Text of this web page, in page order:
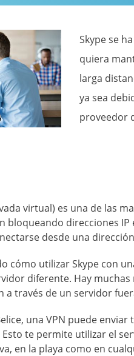
Skype se
quiera
larga
ya sea
proveedor
virtual) es una de las
bloqueando direcciones IP
desde una
cómo utilizar Skype con
diferente. Hay
a través de un servidor
una VPN puede
Esto te permite utilizar el
en la playa como en